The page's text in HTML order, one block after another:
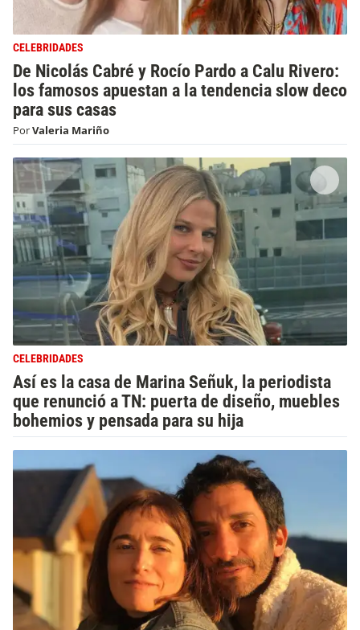
CELEBRIDADES
De Nicolás Cabré y Rocío Pardo a Calu Rivero:
los famosos apuestan a la tendencia slow deco
para sus casas
PorValeria Mariño
CELEBRIDADES
Así es la casa de Marina Señuk, la periodista
que renunció a TN: puerta de diseño, muebles
bohemios y pensada para su hija